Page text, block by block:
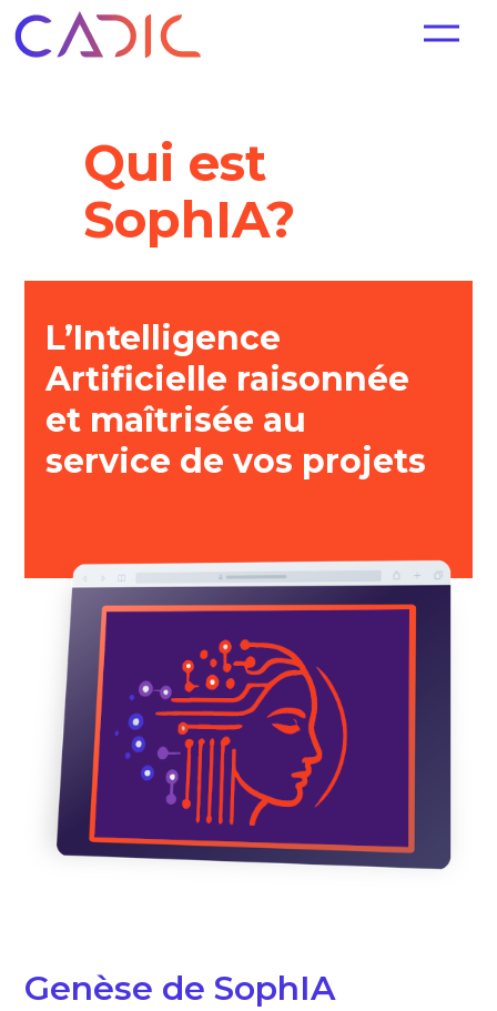
Qui est
SophIA?
L’Intelligence
Artificielle raisonnée
et maîtrisée au
service devos projets
Genèse de SophIA